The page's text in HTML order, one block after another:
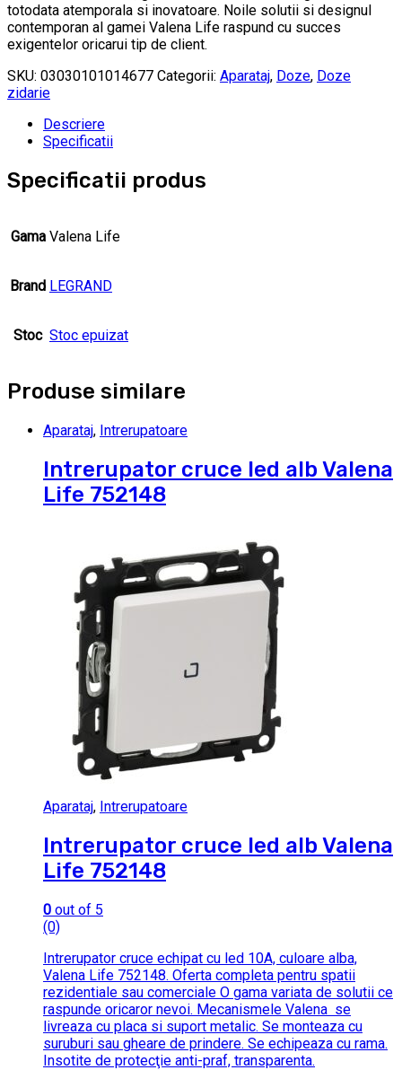
totodata atemporala si inovatoare. Noile solutii si designul
contemporan al gamei Valena Life raspund cu succes
exigentelor oricarui tip de client.
SKU: 03030101014677 Categorii: Aparataj, Doze, Doze
zidarie
Descriere
Specificatii
Specificatii produs
Gama Valena Life
Brand LEGRAND
Stoc Stoc epuizat
Produse similare
Aparataj, Intrerupatoare
Intrerupator cruce led alb Valena
Life 752148
Aparataj, Intrerupatoare
Intrerupator cruce led alb Valena
Life 752148
0 out of 5
(0)
Intrerupator cruce echipat cu led 10A, culoare alba,
Valena Life 752148. Oferta completa pentru spatii
rezidentiale sau comerciale O gama variata de solutii ce
raspunde oricaror nevoi. Mecanismele Valena se
livreaza cu placa si suport metalic. Se monteaza cu
suruburi sau gheare de prindere. Se echipeaza cu rama.
Insotite de protecţie anti-praf, transparenta.